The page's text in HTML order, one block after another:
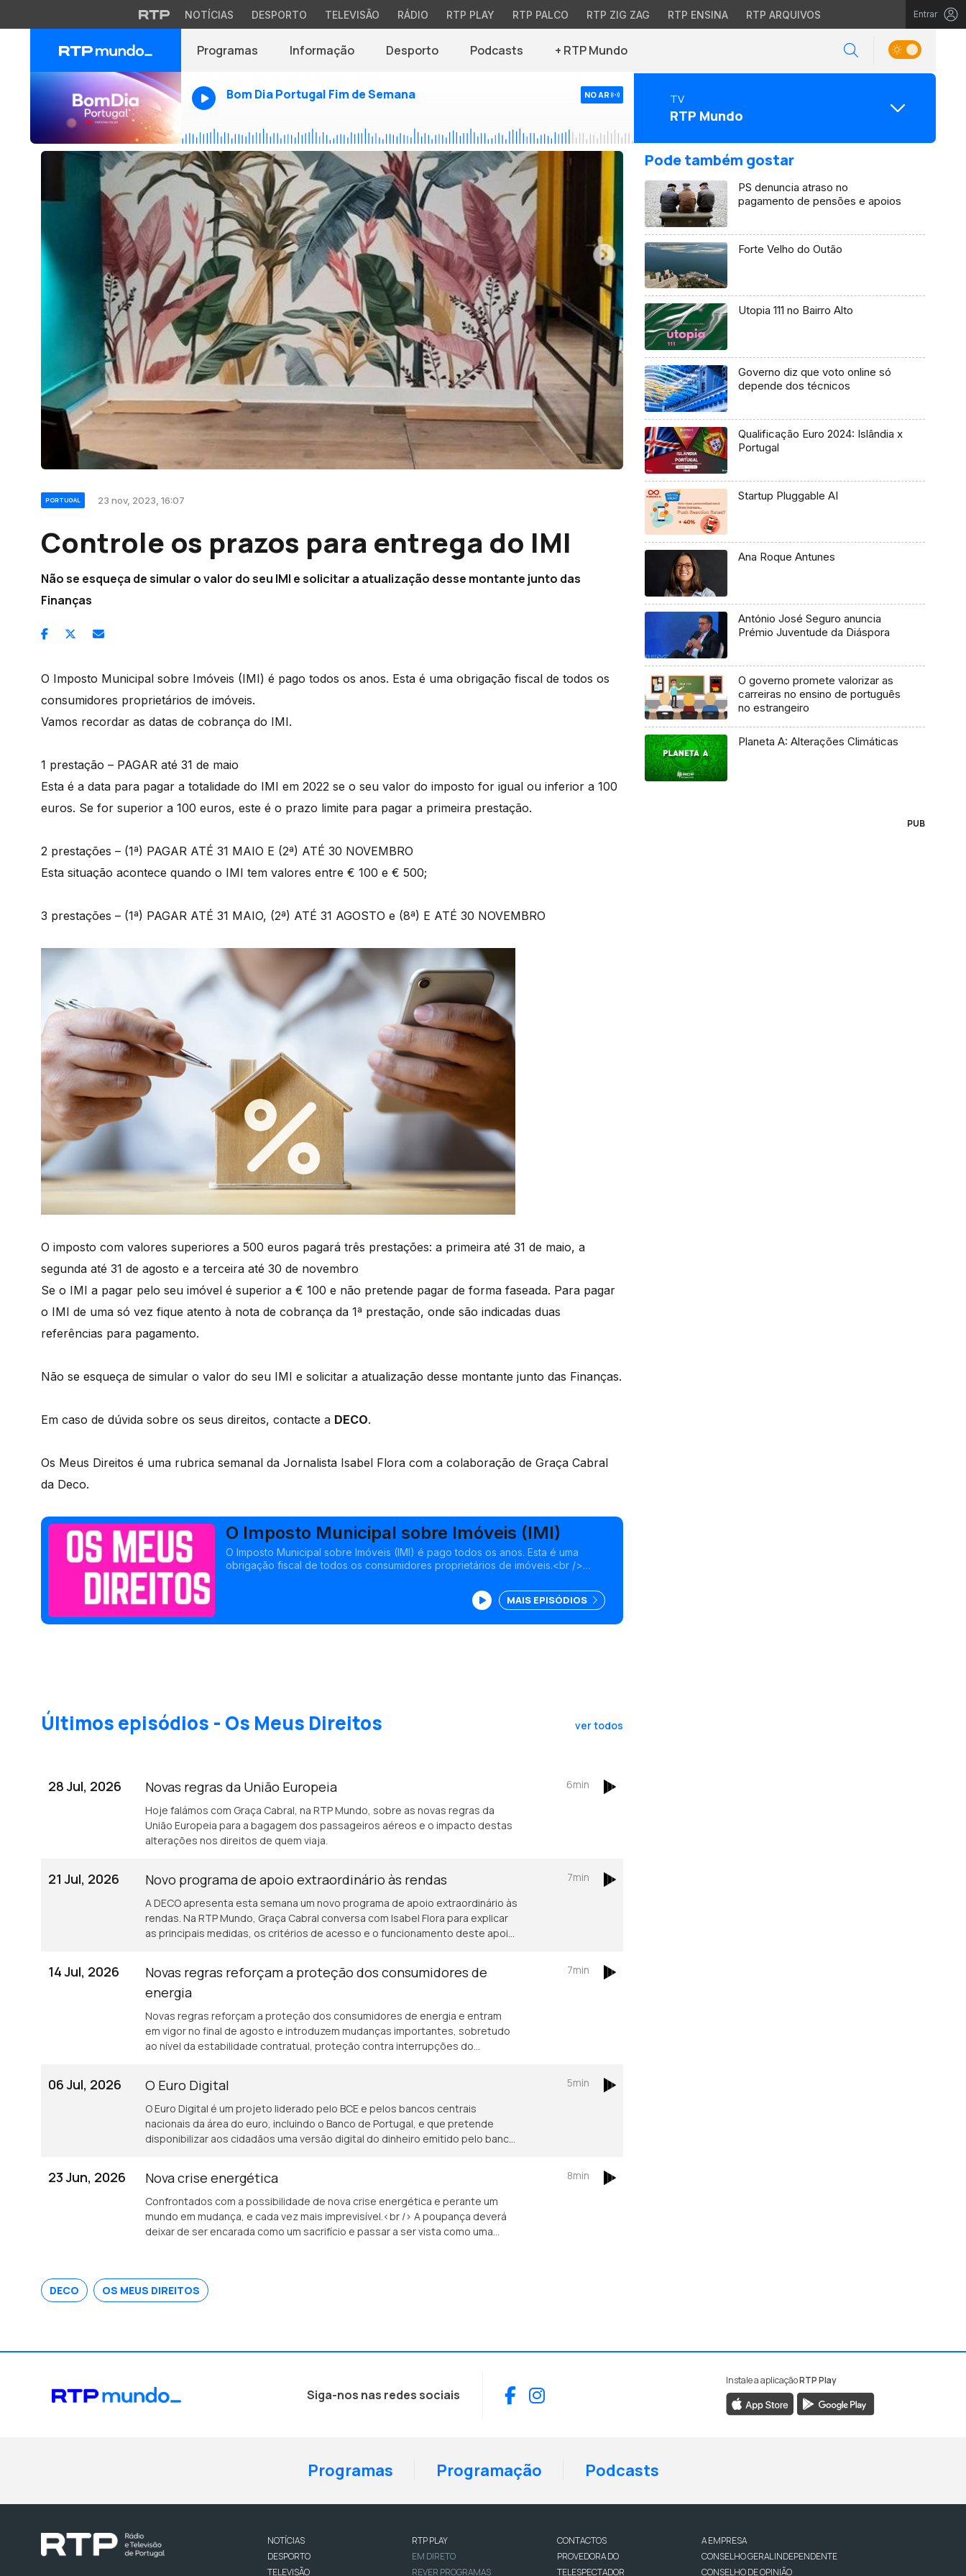
NOTÍCIAS DESPORTO TELEVISÃO RÁDIO RTP PLAY RTP PALCO RTP ZIG ZAG RTP ENSINA RTP ARQUIVOS Entrar
Programas Informação Desporto Podcasts + RTP Mundo
Bom Dia Portugal Fim de Semana NO AR TV
RTP Mundo
PORTUGAL 23 nov, 2023, 16:07
Controle os prazos para entrega do IMI
Não se esqueça de simular o valor do seu IMI e solicitar a atualização desse montante junto das
Finanças
O Imposto Municipal sobre Imóveis (IMI) é pago todos os anos. Esta é uma obrigação fiscal de todos os
consumidores proprietários de imóveis.
Vamos recordar as datas de cobrança do IMI.
1 prestação – PAGAR até 31 de maio
Esta é a data para pagar a totalidade do IMI em 2022 se o seu valor do imposto for igual ou inferior a 100
euros. Se for superior a 100 euros, este é o prazo limite para pagar a primeira prestação.
2 prestações – (1ª) PAGAR ATÉ 31 MAIO E (2ª) ATÉ 30 NOVEMBRO
Esta situação acontece quando o IMI tem valores entre € 100 e € 500;
3 prestações – (1ª) PAGAR ATÉ 31 MAIO, (2ª) ATÉ 31 AGOSTO e (8ª) E ATÉ 30 NOVEMBRO
O imposto com valores superiores a 500 euros pagará três prestações: a primeira até 31 de maio, a
segunda até 31 de agosto e a terceira até 30 de novembro
Se o IMI a pagar pelo seu imóvel é superior a € 100 e não pretende pagar de forma faseada. Para pagar
o IMI de uma só vez fique atento à nota de cobrança da 1ª prestação, onde são indicadas duas
referências para pagamento.
Não se esqueça de simular o valor do seu IMI e solicitar a atualização desse montante junto das Finanças.
Em caso de dúvida sobre os seus direitos, contacte a DECO.
Os Meus Direitos é uma rubrica semanal da Jornalista Isabel Flora com a colaboração de Graça Cabral
da Deco.
O Imposto Municipal sobre Imóveis (IMI)
O Imposto Municipal sobre Imóveis (IMI) é pago todos os anos. Esta é uma
obrigação fiscal de todos os consumidores proprietários de imóveis.<br />
MAIS EPISÓDIOS
Últimos episódios - Os Meus Direitos ver todos
28 Jul, 2026 Novas regras da União Europeia
Hoje falámos com Graça Cabral, na RTP Mundo, sobre as novas regras da
União Europeia para a bagagem dos passageiros aéreos e o impacto destas
alterações nos direitos de quem viaja.
6min
21 Jul, 2026 Novo programa de apoio extraordinário às rendas
A DECO apresenta esta semana um novo programa de apoio extraordinário às
rendas. Na RTP Mundo, Graça Cabral conversa com Isabel Flora para explicar
as principais medidas, os critérios de acesso e o funcionamento deste apoio
pedidos de ajuda à DECO a aumentarem 67% este ano.
7min
14 Jul, 2026
Novas regras reforçam a proteção dos consumidores de
energia
Novas regras reforçam a proteção dos consumidores de energia e entram
em vigor no final de agosto e introduzem mudanças importantes, sobretudo
ao nível da estabilidade contratual, proteção contra interrupções do
7min
06 Jul, 2026 O Euro Digital
O Euro Digital é um projeto liderado pelo BCE e pelos bancos centrais
nacionais da área do euro, incluindo o Banco de Portugal, e que pretende
disponibilizar aos cidadãos uma versão digital do dinheiro emitido pelo banco
5min
23 Jun, 2026 Nova crise energética
Confrontados com a possibilidade de nova crise energética e perante um
mundo em mudança, e cada vez mais imprevisível.<br /> A poupança deverá
deixar de ser encarada como um sacrifício e passar a ser vista como uma
8min
DECO OS MEUS DIREITOS
Pode também gostar
PS denuncia atraso no
pagamento de pensões e apoios
Forte Velho do Outão
Utopia 111 no Bairro Alto
Governo diz que voto online só
depende dos técnicos
Qualificação Euro 2024: Islândia x
Portugal
Startup Pluggable AI
Ana Roque Antunes
António José Seguro anuncia
Prémio Juventude da Diáspora
O governo promete valorizar as
carreiras no ensino de português
no estrangeiro
Planeta A: Alterações Climáticas
PUB
Siga-nos nas redes sociais Facebook
Instagram
Instale a aplicaçãoRTP Play
Programas Programação Podcasts
NOTÍCIAS
DESPORTO
TELEVISÃO
RTP PLAY
EM DIRETO
REVER PROGRAMAS
CONTACTOS
PROVEDORA DO
TELESPECTADOR
A EMPRESA
CONSELHO GERAL INDEPENDENTE
CONSELHO DE OPINIÃO